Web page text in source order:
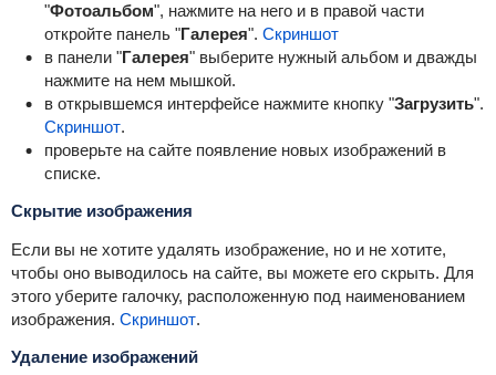
"Фотоальбом", нажмите на него и в правой части
откройте панель "Галерея". Скриншот
в панели "Галерея" выберите нужный альбом и дважды
нажмите на нем мышкой.
в открывшемся интерфейсе нажмите кнопку "Загрузить".
Скриншот.
проверьте на сайте появление новых изображений в
списке.
Скрытие изображения
Если вы не хотите удалять изображение, но и не хотите,
чтобы оно выводилось на сайте, вы можете его скрыть. Для
этого уберите галочку, расположенную под наименованием
изображения. Скриншот.
Удаление изображений